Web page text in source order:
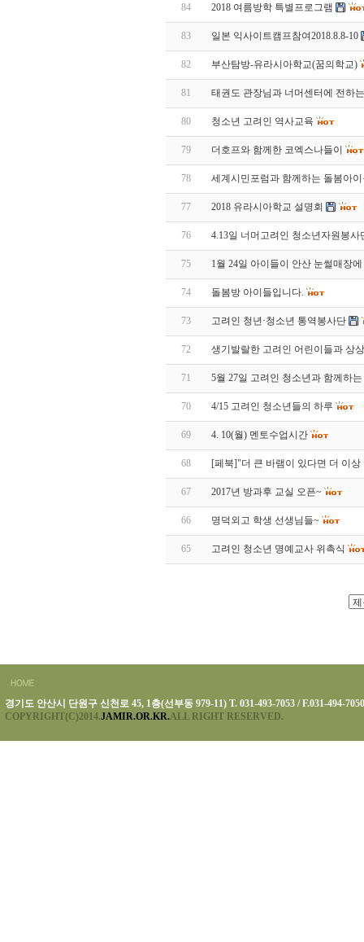
84 2018 여름방학 특별프로그램
83 일본 익사이트캠프참여2018.8.8-10
82 부산탐방-유라시아학교(꿈의학교)
81 태권도 관장님과 너머센터에 전하
80 청소년 고려인 역사교육
79 더호프와 함께한 코엑스나들이
78 세계시민포럼과 함께하는 돌봄아
77 2018 유라시아학교 설명회
76 4.13일 너머고려인 청소년자원봉사
75 1월 24일 아이들이 안산 눈썰매장
74 돌봄방 아이들입니다.
73 고려인 청년·청소년 통역봉사단
72 생기발랄한 고려인 어린이들과 상
71 5월 27일 고려인 청소년과 함께하
70 4/15 고려인 청소년들의 하루
69 4. 10(월) 멘토수업시간
68 [페북]"더 큰 바램이 있다면 더 이
67 2017년 방과후 교실 오픈~
66 명덕외고 학생 선생님들~
65 고려인 청소년 명예교사 위촉식
경기도 안산시 단원구 신천로 45, 1층(선부동 979-11) T. 031-493-7053 / F.031-494-7050
COPYRIGHT(C)2014.JAMIR.OR.KR.ALL RIGHT RESERVED.